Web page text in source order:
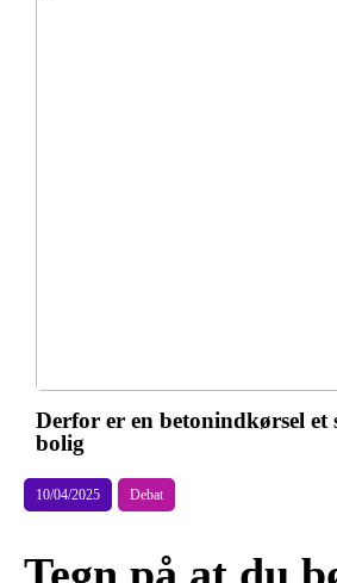
Derfor er en betonindkørsel
bolig
10/04/2025 Debat